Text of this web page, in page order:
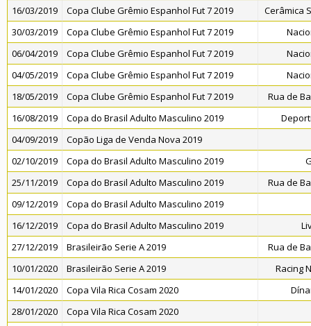
16/03/2019
Copa Clube Grêmio Espanhol Fut 7 2019
Cerâmica
30/03/2019
Copa Clube Grêmio Espanhol Fut 7 2019
06/04/2019
Copa Clube Grêmio Espanhol Fut 7 2019
04/05/2019
Copa Clube Grêmio Espanhol Fut 7 2019
18/05/2019
Copa Clube Grêmio Espanhol Fut 7 2019
Rua de
16/08/2019
Copa do Brasil Adulto Masculino 2019
04/09/2019
Copão Liga de Venda Nova 2019
02/10/2019
Copa do Brasil Adulto Masculino 2019
25/11/2019
Copa do Brasil Adulto Masculino 2019
Rua de
09/12/2019
Copa do Brasil Adulto Masculino 2019
16/12/2019
Copa do Brasil Adulto Masculino 2019
27/12/2019
Brasileirão Serie A 2019
Rua de
10/01/2020
Brasileirão Serie A 2019
Racing
14/01/2020
Copa Vila Rica Cosam 2020
28/01/2020
Copa Vila Rica Cosam 2020